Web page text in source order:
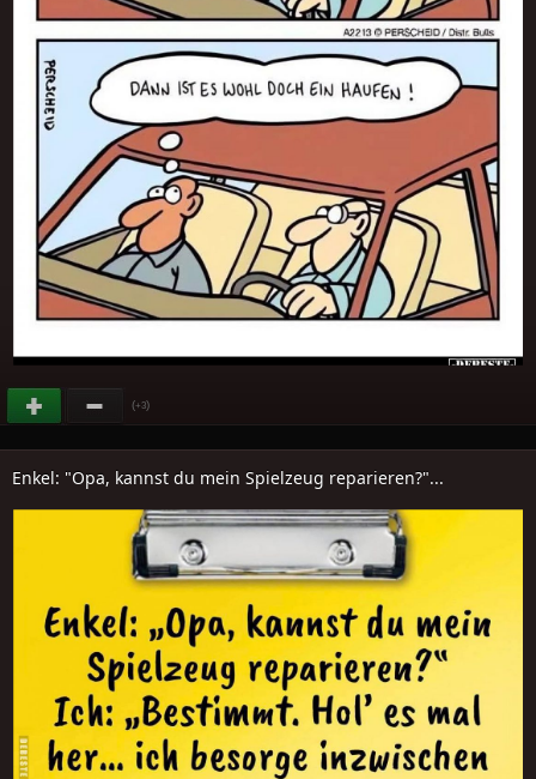
(+3)
Enkel: "Opa, kannst du mein Spielzeug reparieren?"...